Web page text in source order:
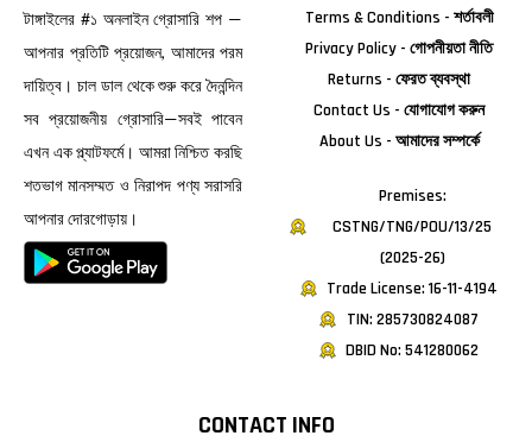
টাঙ্গাইলের #১ অনলাইন গ্রোসারি শপ —
আপনার প্রতিটি প্রয়োজন, আমাদের পরম
দায়িত্ব। চাল ডাল থেকে শুরু করে দৈনন্দিন
সব প্রয়োজনীয় গ্রোসারি—সবই পাবেন
এখন এক প্ল্যাটফর্মে। আমরা নিশ্চিত করছি
শতভাগ মানসম্মত ও নিরাপদ পণ্য সরাসরি
আপনার দোরগোড়ায়।
Terms & Conditions - শর্তাবলী
Privacy Policy - গোপনীয়তা নীতি
Returns - ফেরত ব্যবস্থা
Contact Us - যোগাযোগ করুন
About Us - আমাদের সম্পর্কে
Premises:
CSTNG/TNG/POU/13/25
(2025-26)
Trade License: 16-11-4194
TIN: 285730824087
DBID No: 541280062
CONTACT INFO